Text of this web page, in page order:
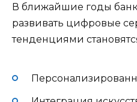
В ближайшие годы
развивать цифровые
тенденциями